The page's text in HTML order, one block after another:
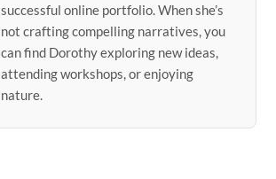
successful online portfolio. When she’s
not crafting compelling narratives, you
can find Dorothy exploring new ideas,
attending workshops, or enjoying
nature.